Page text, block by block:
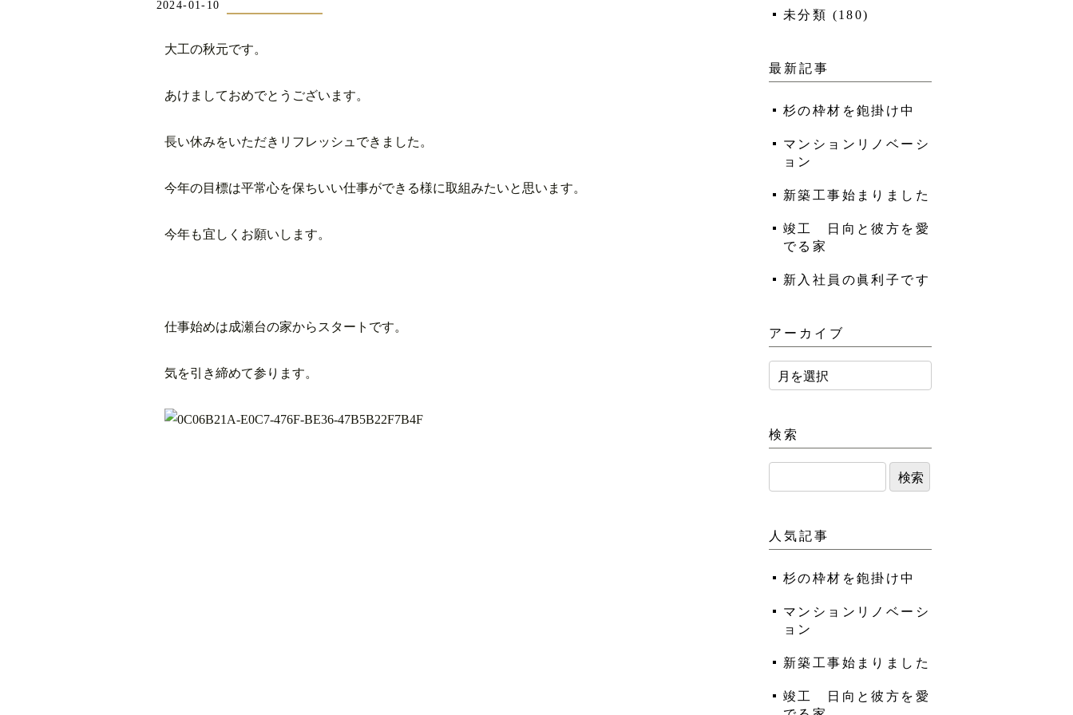
2024-01-10
大工の秋元です。
あけましておめでとうございます。
長い休みをいただきリフレッシュできました。
今年の目標は平常心を保ちいい仕事ができる様に取組みたいと思います。
今年も宜しくお願いします。
仕事始めは成瀬台の家からスタートです。
気を引き締めて参ります。
未分類 (180)
最新記事
杉の枠材を鉋掛け中
マンションリノベーシ
ョン
新築工事始まりました
竣工 日向と彼方を愛
でる家
新入社員の眞利子です
アーカイブ
検索
人気記事
杉の枠材を鉋掛け中
マンションリノベーシ
ョン
新築工事始まりました
竣工 日向と彼方を愛